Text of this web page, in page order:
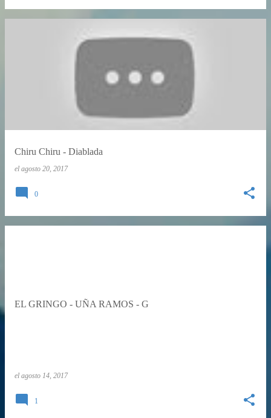
Chiru Chiru - Diablada
el agosto 20, 2017
0
EL GRINGO - UÑA RAMOS - G
el agosto 14, 2017
1